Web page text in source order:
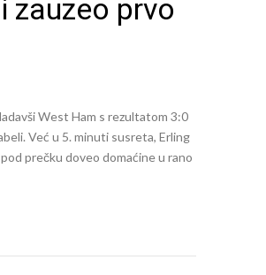
zauzeo prvo
West Ham s rezultatom 3:0
Već u 5. minuti susreta, Erling
prečku doveo domaćine u rano